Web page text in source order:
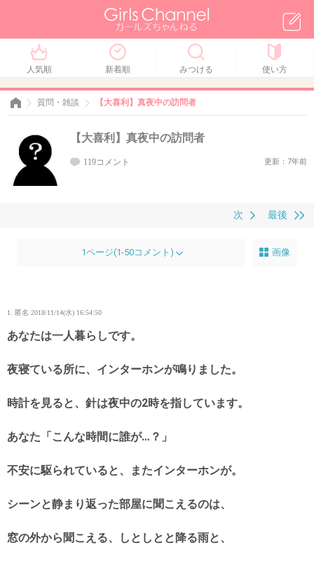
人気順 新着順 みつける 使い方
質問・雑談 【大喜利】真夜中の訪問者
【大喜利】真夜中の訪問者
119コメント 更新：7年前
最後
次
1ページ(1-50コメント) 画像
1. 匿名 2018/11/14(水) 16:54:50
あなたは一人暮らしです。
夜寝ている所に、インターホンが鳴りました。
時計を見ると、針は夜中の2時を指しています。
あなた「こんな時間に誰が…？」
不安に駆られていると、またインターホンが。
シーンと静まり返った部屋に聞こえるのは、
窓の外から聞こえる、しとしとと降る雨と、